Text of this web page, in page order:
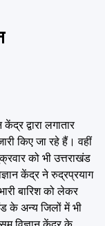
द्वारा लगातार
किए जा रहे हैं। वहीं
को भी उत्तराखंड
केंद्र ने रुद्रप्रयाग
बारिश को लेकर
के अन्य जिलों में भी